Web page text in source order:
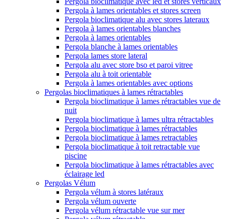
Pergola à lames orientables et stores screen
Pergola bioclimatique alu avec stores lateraux
Pergola à lames orientables blanches
Pergola à lames orientables
Pergola blanche à lames orientables
Pergola lames store lateral
Pergola alu avec store bso et paroi vitree
Pergola alu à toit orientable
Pergola à lames orientables avec options
Pergolas bioclimatiques à lames rétractables
Pergola bioclimatique à lames rétractables vue de
nuit
Pergola bioclimatique à lames ultra rétractables
Pergola bioclimatique à lames rétractables
Pergola bioclimatique à lames retractables
Pergola bioclimatique à toit retractable vue
piscine
Pergola bioclimatique à lames rétractables avec
éclairage led
Pergolas Vélum
Pergola vélum à stores latéraux
Pergola vélum ouverte
Pergola vélum rétractable vue sur mer